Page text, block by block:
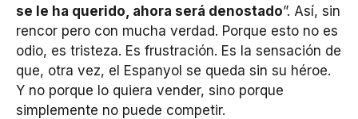
se le ha querido, ahora será denostado”. Así, sin
rencor pero con mucha verdad. Porque esto no es
odio, es tristeza. Es frustración. Es la sensación de
que, otra vez, el Espanyol se queda sin su héroe.
Y no porque lo quiera vender, sino porque
simplemente no puede competir.